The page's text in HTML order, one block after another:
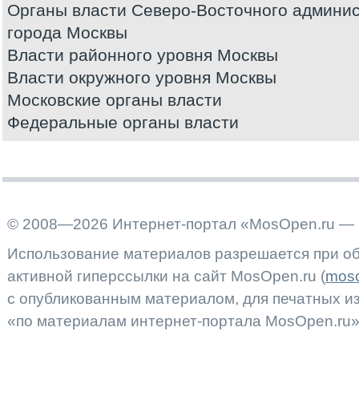
Органы власти Северо-Восточного
города Москвы
Власти районного уровня Москвы
Власти окружного уровня Москвы
Московские органы власти
Федеральные органы власти
© 2008—2026 Интернет-портал «MosOpen.ru —
Использование материалов разрешается при
активной гиперссылки на сайт MosOpen.ru (
с опубликованным материалом, для печатных
«по материалам интернет-портала